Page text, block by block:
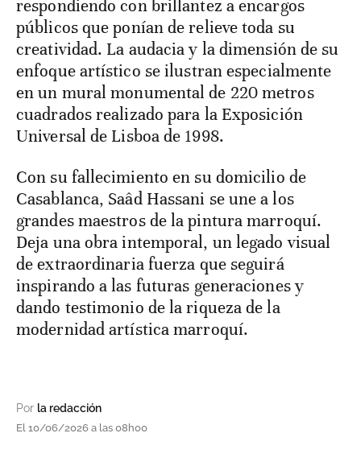
respondiendo con brillantez a encargos
públicos que ponían de relieve toda su
creatividad. La audacia y la dimensión de su
enfoque artístico se ilustran especialmente
en un mural monumental de 220 metros
cuadrados realizado para la Exposición
Universal de Lisboa de 1998.
Con su fallecimiento en su domicilio de
Casablanca, Saâd Hassani se une a los
grandes maestros de la pintura marroquí.
Deja una obra intemporal, un legado visual
de extraordinaria fuerza que seguirá
inspirando a las futuras generaciones y
dando testimonio de la riqueza de la
modernidad artística marroquí.
Por la redacción
El 10/06/2026 a las 08h00